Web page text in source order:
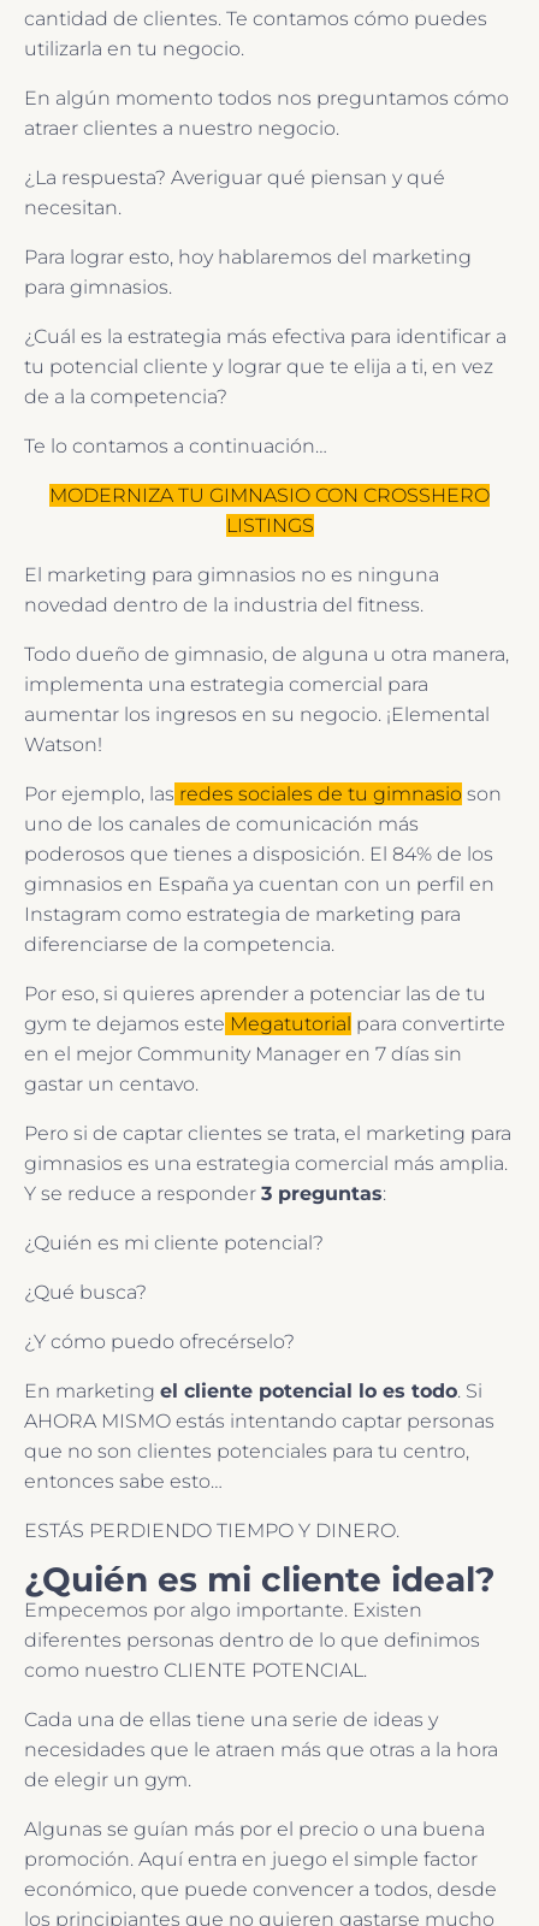
cantidad de clientes. Te contamos cómo puedes
utilizarla en tu negocio.
En algún momento todos nos preguntamos cómo
atraer clientes a nuestro negocio.
¿La respuesta? Averiguar qué piensan y qué
necesitan.
Para lograr esto, hoy hablaremos del marketing
para gimnasios.
¿Cuál es la estrategia más efectiva para identificar a
tu potencial cliente y lograr que te elija a ti, en vez
de a la competencia?
Te lo contamos a continuación…
MODERNIZA TU GIMNASIO CON CROSSHERO
LISTINGS
El marketing para gimnasios no es ninguna
novedad dentro de la industria del fitness.
Todo dueño de gimnasio, de alguna u otra manera,
implementa una estrategia comercial para
aumentar los ingresos en su negocio. ¡Elemental
Watson!
Por ejemplo, las redes sociales de tu gimnasio son
uno de los canales de comunicación más
poderosos que tienes a disposición. El 84% de los
gimnasios en España ya cuentan con un perfil en
Instagram como estrategia de marketing para
diferenciarse de la competencia.
Por eso, si quieres aprender a potenciar las de tu
gym te dejamos este Megatutorial para convertirte
en el mejor Community Manager en 7 días sin
gastar un centavo.
Pero si de captar clientes se trata, el marketing para
gimnasios es una estrategia comercial más amplia.
Y se reduce a responder 3 preguntas:
¿Quién es mi cliente potencial?
¿Qué busca?
¿Y cómo puedo ofrecérselo?
En marketing el cliente potencial lo es todo. Si
AHORA MISMO estás intentando captar personas
que no son clientes potenciales para tu centro,
entonces sabe esto…
ESTÁS PERDIENDO TIEMPO Y DINERO.
¿Quién es mi cliente ideal?
Empecemos por algo importante. Existen
diferentes personas dentro de lo que definimos
como nuestro CLIENTE POTENCIAL.
Cada una de ellas tiene una serie de ideas y
necesidades que le atraen más que otras a la hora
de elegir un gym.
Algunas se guían más por el precio o una buena
promoción. Aquí entra en juego el simple factor
económico, que puede convencer a todos, desde
los principiantes que no quieren gastarse mucho